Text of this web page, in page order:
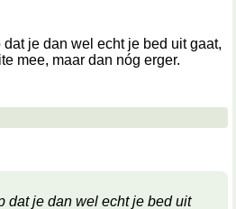
dat je dan wel echt je bed uit gaat,
mee, maar dan nóg erger.
dat je dan wel echt je bed uit